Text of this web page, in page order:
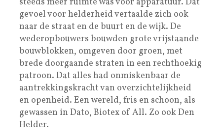
gevoel voor helderheid vertaalde zich ook
naar de straat en de buurt en de wijk. De
wederopbouwers bouwden grote vrijstaande
bouwblokken, omgeven door groen, met
brede doorgaande straten in een rechthoekig
patroon. Dat alles had onmiskenbaar de
aantrekkingskracht van overzichtelijkheid
en openheid. Een wereld, fris en schoon, als
gewassen in Dato, Biotex of All. Zo ook Den
Helder.